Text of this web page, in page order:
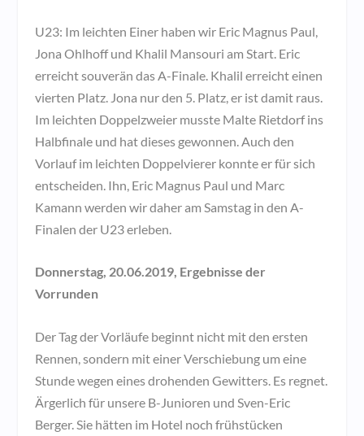
U23: Im leichten Einer haben wir Eric Magnus Paul,
Jona Ohlhoff und Khalil Mansouri am Start. Eric
erreicht souverän das A-Finale. Khalil erreicht einen
vierten Platz. Jona nur den 5. Platz, er ist damit raus.
Im leichten Doppelzweier musste Malte Rietdorf ins
Halbfinale und hat dieses gewonnen. Auch den
Vorlauf im leichten Doppelvierer konnte er für sich
entscheiden. Ihn, Eric Magnus Paul und Marc
Kamann werden wir daher am Samstag in den A-
Finalen der U23 erleben.
Donnerstag, 20.06.2019, Ergebnisse der
Vorrunden
Der Tag der Vorläufe beginnt nicht mit den ersten
Rennen, sondern mit einer Verschiebung um eine
Stunde wegen eines drohenden Gewitters. Es regnet.
Ärgerlich für unsere B-Junioren und Sven-Eric
Berger. Sie hätten im Hotel noch frühstücken